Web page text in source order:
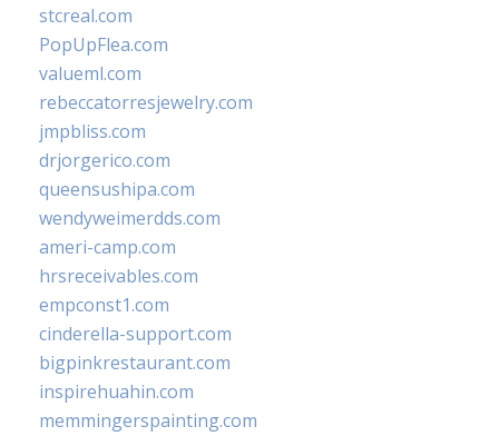
stcreal.com
PopUpFlea.com
valueml.com
rebeccatorresjewelry.com
jmpbliss.com
drjorgerico.com
queensushipa.com
wendyweimerdds.com
ameri-camp.com
hrsreceivables.com
empconst1.com
cinderella-support.com
bigpinkrestaurant.com
inspirehuahin.com
memmingerspainting.com